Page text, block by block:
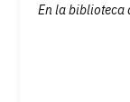
En la biblioteca